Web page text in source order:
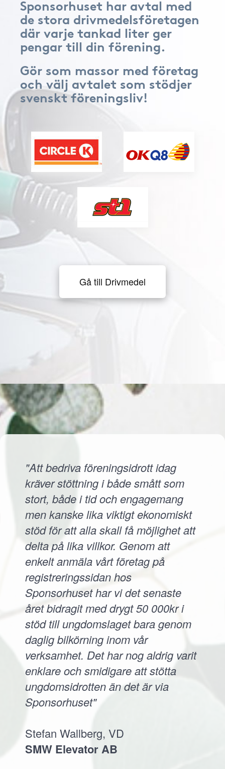
Sponsorhuset har avtal med
de stora drivmedelsföretagen
där varje tankad liter ger
pengar till din förening.
Gör som massor med företag
och välj avtalet som stödjer
svenskt föreningsliv!
Gå till Drivmedel
"Att bedriva föreningsidrott idag
kräver stöttning i både smått som
stort, både i tid och engagemang
men kanske lika viktigt ekonomiskt
stöd för att alla skall få möjlighet att
delta på lika villkor. Genom att
enkelt anmäla vårt företag på
registreringssidan hos
Sponsorhuset har vi det senaste
året bidragit med drygt 50 000kr i
stöd till ungdomslaget bara genom
daglig bilkörning inom vår
verksamhet. Det har nog aldrig varit
enklare och smidigare att stötta
ungdomsidrotten än det är via
Sponsorhuset"
Stefan Wallberg, VD
SMW Elevator AB